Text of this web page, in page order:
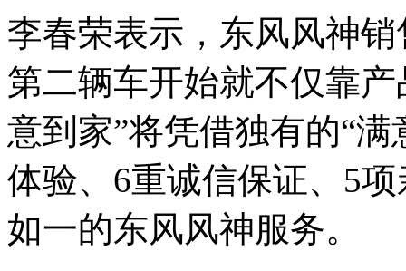
李春荣表示，东风风神
第二辆车开始就不仅靠
意到家”将凭借独有的“满
体验、6重诚信保证、5
如一的东风风神服务。